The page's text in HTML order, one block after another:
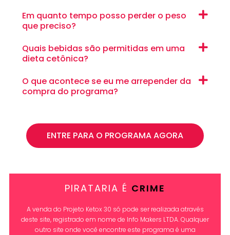
Em quanto tempo posso perder o peso
que preciso?
Quais bebidas são permitidas em uma
dieta cetônica?
O que acontece se eu me arrepender da
compra do programa?
ENTRE PARA O PROGRAMA AGORA
PIRATARIA É CRIME
A venda do Projeto Ketox 30 só pode ser realizada através
deste site, registrado em nome de Info Makers LTDA. Qualquer
outro site onde você encontre este programa é uma